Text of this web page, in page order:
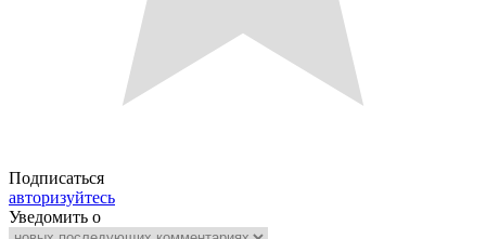
Подписаться
авторизуйтесь
Уведомить о